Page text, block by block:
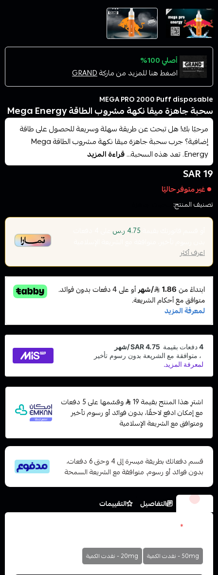
أصلي 100%
اضغط هنا للمزيد من ماركةGRAND
MEGA PRO 2000 Puff disposable
سحبة جاهزة ميقا نكهة مشروب الطاقة Mega Energy
مرحبًا بك! هل تبحث عن طريقة سهلة وسريعة للحصول على طاقة
إضافية؟ جرب سحبة جاهزة ميقا نكهة مشروب الطاقة Mega
Energy. تعد هذه السحبة...
قراءة المزيد
19 SAR
غير متوفر حاليًا
تصنيف المنتج:
4.75 ر.س
اعرف أكثر
اشترِ هذا المنتج بقيمة 19
وقسّمها على 5 دفعات
مع إمكان ادفع لاحقًا، بدون فوائد أو رسوم تأخير
ومتوافق مع الشريعة الإسلامية
قسم دفعاتك بطريقة ميسرة إلى 4 وحتى 6 دفعات،
بدون فوائد أو رسوم. متوافقة مع الشريعة السمحة
الخيارات التفاصيل
التقييمات
*
50mg - نفدت الكمية 20mg - نفدت الكمية